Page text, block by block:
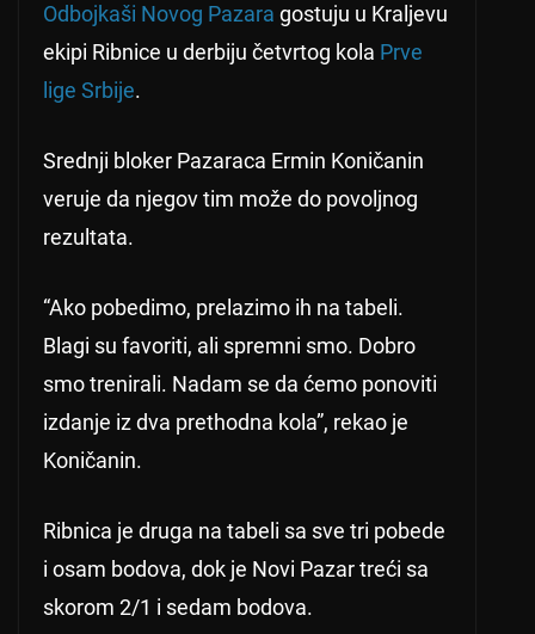
Odbojkaši Novog Pazara gostuju u Kraljevu
ekipi Ribnice u derbiju četvrtog kola Prve
lige Srbije.
Srednji bloker Pazaraca Ermin Koničanin
veruje da njegov tim može do povoljnog
rezultata.
“Ako pobedimo, prelazimo ih na tabeli.
Blagi su favoriti, ali spremni smo. Dobro
smo trenirali. Nadam se da ćemo ponoviti
izdanje iz dva prethodna kola”, rekao je
Koničanin.
Ribnica je druga na tabeli sa sve tri pobede
i osam bodova, dok je Novi Pazar treći sa
skorom 2/1 i sedam bodova.